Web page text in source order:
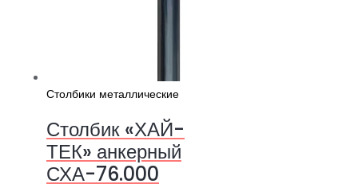
Столбики металлические
Столбик «ХАЙ-
ТЕК» анкерный
СХА-76.000